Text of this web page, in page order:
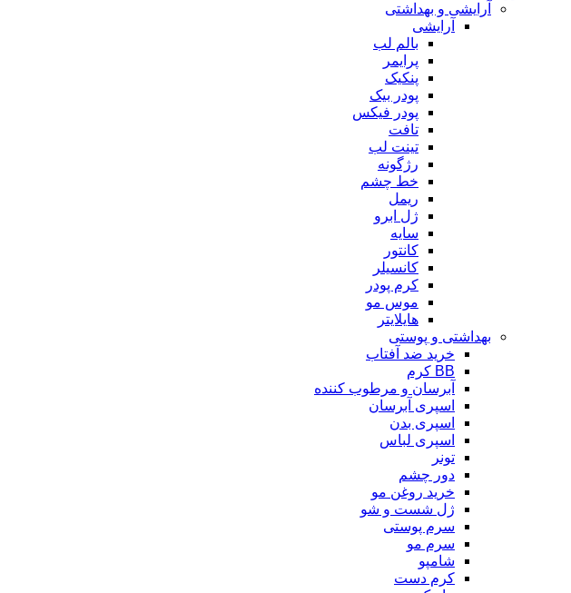
آرایشی و بهداشتی
آرایشی
بالم لب
پرایمر
پنکیک
پودر بیک
پودر فیکس
تافت
تینت لب
رژگونه
خط چشم
ریمل
ژل ابرو
سایه
کانتور
کانسیلر
کرم پودر
موس مو
هایلایتر
بهداشتی و پوستی
خرید ضد آفتاب
BB کرم
آبرسان و مرطوب کننده
اسپری آبرسان
اسپری بدن
اسپری لباس
تونر
دور چشم
خرید روغن مو
ژل شست و شو
سرم پوستی
سرم مو
شامپو
کرم دست